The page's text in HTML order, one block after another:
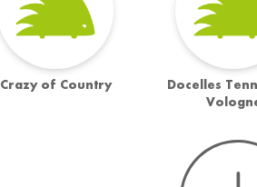
Crazy of Country
Docelles